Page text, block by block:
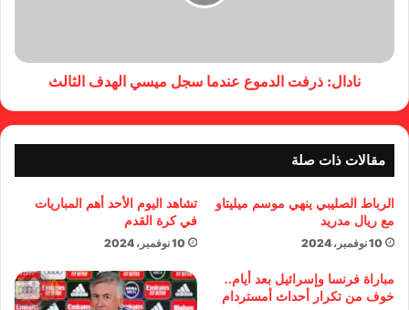
نادال: ذرفت الدموع عندما سجل ميسي الهدف الثالث
مقالات ذات صلة
الرباط الصليبي ينهي موسم ميليتاو
مع ريال مدريد
10 نوفمبر، 2024
تشاهد اليوم الأحد أهم المباريات
في كرة القدم
10 نوفمبر، 2024
مباراة فرنسا وإسرائيل بعد أيام..
خوف من تكرار أحداث أمستردام